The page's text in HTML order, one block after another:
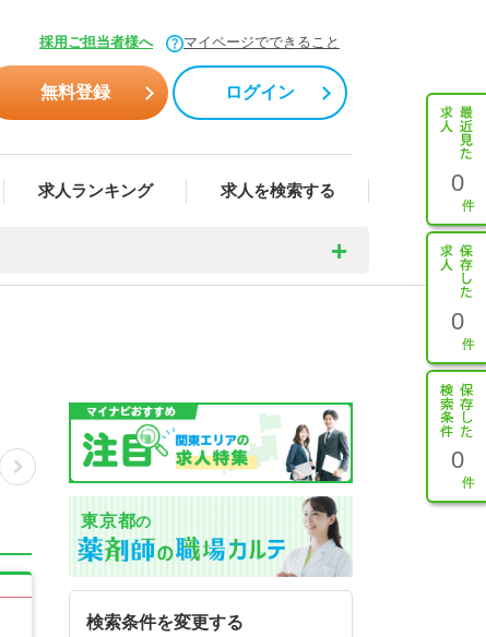
採用ご担当者様へ マイページでできること
無料登録 ログイン
求人ランキング 求人を検索する 0
0
0
東京都の
検索条件を変更する